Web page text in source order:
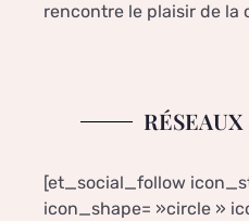
rencontre le plaisir de la
[et_social_follow
icon_shape= »circle »